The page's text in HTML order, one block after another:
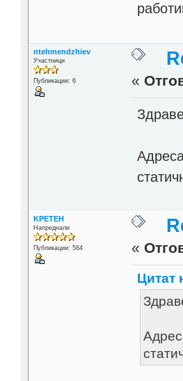
ntehmendzhiev
Участници
Публикации: 6 «
KPETEH
Напреднали
Публикации: 584 «
Цитат